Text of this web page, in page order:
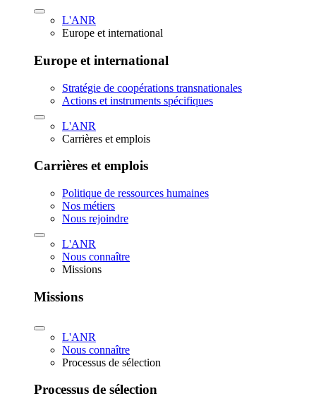
L'ANR
Europe et international
Europe et international
Stratégie de coopérations transnationales
Actions et instruments spécifiques
L'ANR
Carrières et emplois
Carrières et emplois
Politique de ressources humaines
Nos métiers
Nous rejoindre
L'ANR
Nous connaître
Missions
Missions
L'ANR
Nous connaître
Processus de sélection
Processus de sélection